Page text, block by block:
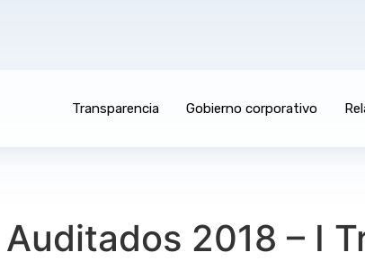
Transparencia Gobierno corporativo
2018 – I